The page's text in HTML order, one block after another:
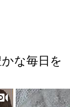
かな毎日を